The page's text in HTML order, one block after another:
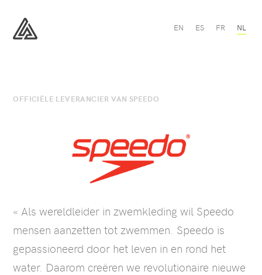
Speedo
All
NL
EN ES FR
OFFICIËLE LEVERANCIER VAN SPEEDO
« Als wereldleider in zwemkleding wil Speedo
mensen aanzetten tot zwemmen. Speedo is
gepassioneerd door het leven in en rond het
water. Daarom creëren we revolutionaire nieuwe